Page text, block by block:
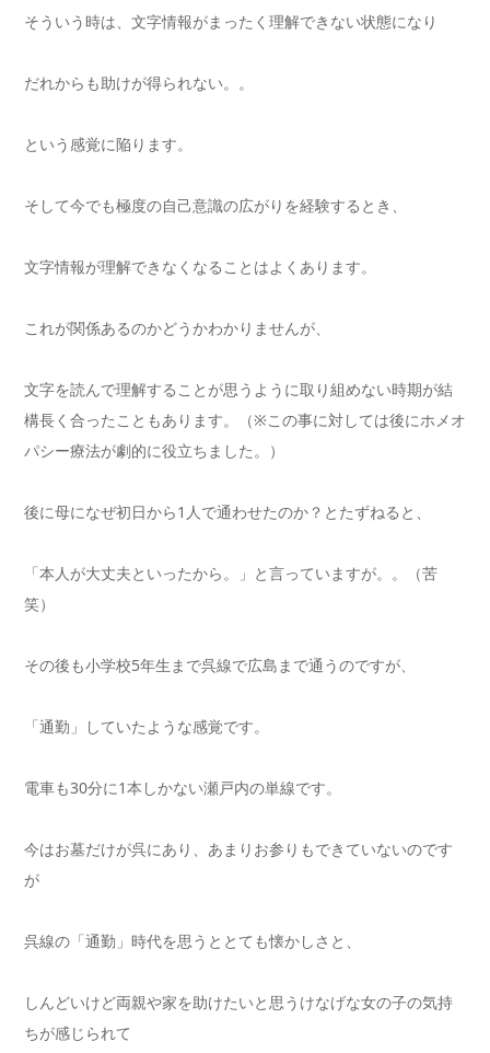
そういう時は、文字情報がまったく理解できない状態になり
だれからも助けが得られない。。
という感覚に陥ります。
そして今でも極度の自己意識の広がりを経験するとき、
文字情報が理解できなくなることはよくあります。
これが関係あるのかどうかわかりませんが、
文字を読んで理解することが思うように取り組めない時期が結
構長く合ったこともあります。（※この事に対しては後にホメオ
パシー療法が劇的に役立ちました。）
後に母になぜ初日から1人で通わせたのか？とたずねると、
「本人が大丈夫といったから。」と言っていますが。。（苦
笑）
その後も小学校5年生まで呉線で広島まで通うのですが、
「通勤」していたような感覚です。
電車も30分に1本しかない瀬戸内の単線です。
今はお墓だけが呉にあり、あまりお参りもできていないのです
が
呉線の「通勤」時代を思うととても懐かしさと、
しんどいけど両親や家を助けたいと思うけなげな女の子の気持
ちが感じられて